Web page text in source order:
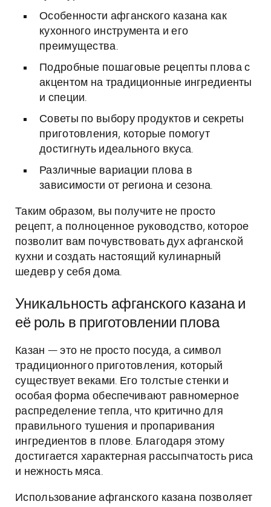
Особенности афганского казана как
кухонного инструмента и его
преимущества.
Подробные пошаговые рецепты плова с
акцентом на традиционные ингредиенты
и специи.
Советы по выбору продуктов и секреты
приготовления, которые помогут
достигнуть идеального вкуса.
Различные вариации плова в
зависимости от региона и сезона.
Таким образом, вы получите не просто
рецепт, а полноценное руководство, которое
позволит вам почувствовать дух афганской
кухни и создать настоящий кулинарный
шедевр у себя дома.
Уникальность афганского казана и
её роль в приготовлении плова
Казан — это не просто посуда, а символ
традиционного приготовления, который
существует веками. Его толстые стенки и
особая форма обеспечивают равномерное
распределение тепла, что критично для
правильного тушения и пропаривания
ингредиентов в плове. Благодаря этому
достигается характерная рассыпчатость риса
и нежность мяса.
Использование афганского казана позволяет